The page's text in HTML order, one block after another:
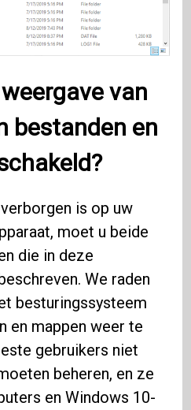
van
bestanden en
is op uw
moet u beide
die in deze
We raden
besturingssysteem
en mappen weer te
gebruikers niet
beheren, en ze
en Windows 10-